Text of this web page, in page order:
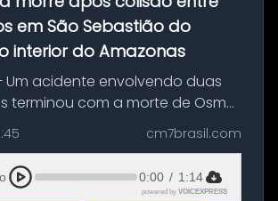
em São Sebastião do
interior do Amazonas
Um acidente envolvendo duas
terminou com a morte de Osmar
Souza, de 38 anos, no município
do Uatumã, no interior do
colisão ocorreu n...
cm7brasil.com
0:00 / 1:14
powered by VOICEXPRESS